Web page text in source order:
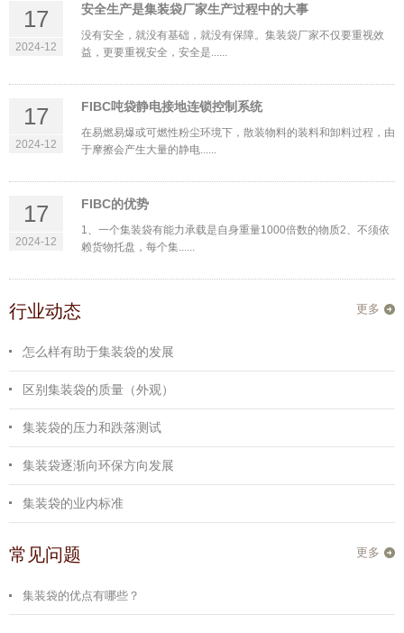
17
2024-12
安全生产是集装袋厂家生产过程中的大事
没有安全，就没有基础，就没有保障。集装袋厂家不仅要重视效
益，更要重视安全，安全是......
17
2024-12
FIBC吨袋静电接地连锁控制系统
在易燃易爆或可燃性粉尘环境下，散装物料的装料和卸料过程，由
于摩擦会产生大量的静电......
17
2024-12
FIBC的优势
1、一个集装袋有能力承载是自身重量1000倍数的物质2、不须依
赖货物托盘，每个集......
更多
行业动态
怎么样有助于集装袋的发展
区别集装袋的质量（外观）
集装袋的压力和跌落测试
集装袋逐渐向环保方向发展
集装袋的业内标准
更多
常见问题
集装袋的优点有哪些？